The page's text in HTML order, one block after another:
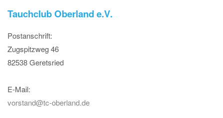
Tauchclub Oberland e.V.
Postanschrift:
Zugspitzweg 46
82538 Geretsried
E-Mail:
vorstand@tc-oberland.de